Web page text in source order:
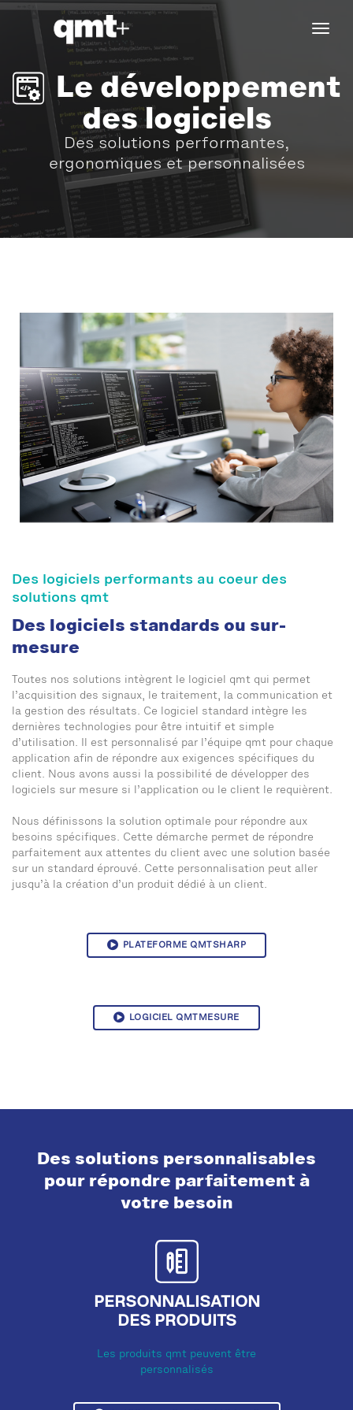
Le développement
des logiciels
Des solutions performantes,
ergonomiques et personnalisées
Des logiciels performants au coeur des
solutions qmt
Des logiciels standards ou sur-
mesure
Toutes nos solutions intègrent le logiciel qmt qui permet
l’acquisition des signaux, le traitement, la communication et
la gestion des résultats. Ce logiciel standard intègre les
dernières technologies pour être intuitif et simple
d’utilisation. Il est personnalisé par l’équipe qmt pour chaque
application afin de répondre aux exigences spécifiques du
client. Nous avons aussi la possibilité de développer des
logiciels sur mesure si l’application ou le client le requièrent.
Nous définissons la solution optimale pour répondre aux
besoins spécifiques. Cette démarche permet de répondre
parfaitement aux attentes du client avec une solution basée
sur un standard éprouvé. Cette personnalisation peut aller
jusqu’à la création d’un produit dédié à un client.
PLATEFORME QMTSHARP
LOGICIEL QMTMESURE
Des solutions personnalisables
pour répondre parfaitement à
votre besoin
PERSONNALISATION
DES PRODUITS
Les produits qmt peuvent être
personnalisés